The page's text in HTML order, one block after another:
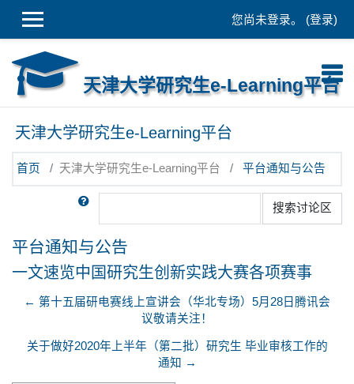
您尚未登录。 (登录)
天津大学研究生e-Learning平台
天津大学研究生e-Learning平台
首页 天津大学研究生e-Learning平台 平台通知与公告
搜索
搜索讨论区
平台通知与公告
一文速览中国研究生创新实践大赛各项赛事
← 第十五届研电赛线上宣讲会（华北专场）5月28日腾讯会
议敬请关注！
关于做好2020年上半年（第二批）研究生 毕业审核工作的
通知 →